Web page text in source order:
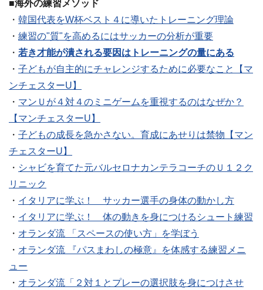
■海外の練習メソッド
・ 韓国代表をW杯ベスト４に導いたトレーニング理論
・ 練習の"質"を高めるにはサッカーの分析が重要
・ 若き才能が潰される要因はトレーニングの量にある
・ 子どもが自主的にチャレンジするために必要なこと【マ
ンチェスターU】
・ マンＵが４対４のミニゲームを重視するのはなぜか？
【マンチェスターU】
・ 子どもの成長を急かさない。育成にあせりは禁物【マン
チェスターU】
・ シャビを育てた元バルセロナカンテラコーチのＵ１２ク
リニック
・ イタリアに学ぶ！ サッカー選手の身体の動かし方
・ イタリアに学ぶ！ 体の動きを身につけるシュート練習
・ オランダ流 「スペースの使い方」を学ぼう
・ オランダ流 『パスまわしの極意』を体感する練習メニ
ュー
・ オランダ流「２対１とプレーの選択肢を身につけさせ